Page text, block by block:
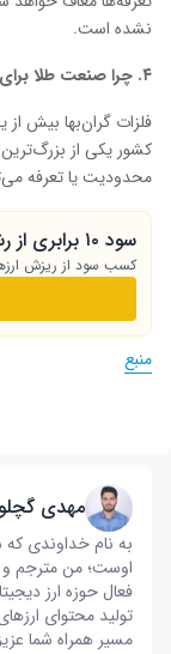
نشده است.
۴. چرا صنعت طلا برای اقتصاد سوئیس اهمیت زیادی دارد؟
فلزات گران‌بها بیش
کشور یکی از
محدودیت یا تعرفه
سود ۱۰ برابری از رشد یا ریزش ارز دیجیتال
کسب سود از ریزش
منبع
مهدی گچلو
به نام خداوندی
اوست؛ من مترجم و
فعال حوزه ارز
تولید محتوای
مسیر همراه شما